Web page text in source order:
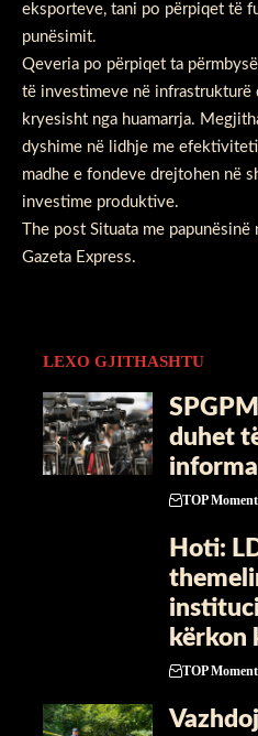
eksporteve, tani po përpiqet të
punësimit.
Qeveria po përpiqet ta
të investimeve në infrastrukturë
kryesisht nga huamarrja.
dyshime në lidhje me
madhe e fondeve drejtohen në
investime produktive.
The post Situata me papunësinë
Gazeta Express.
LEXO GJITHASHTU
duhet
TOP
Hoti:
kërkon
TOP